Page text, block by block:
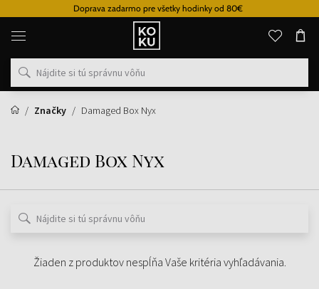
Doprava zadarmo pre všetky hodinky od 80€
Originálne
parfémy
hodinky
na
mieste
Značky
Damaged Box Nyx
Damaged Box Nyx
Žiaden z produktov nespĺňa Vaše kritéria vyhľadávania.